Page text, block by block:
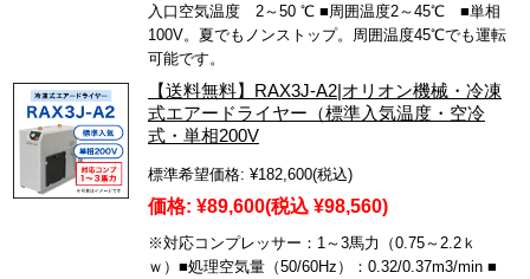
入口空気温度 2～50 ℃ ■周囲温度2～45℃ ■単相
100V。夏でもノンストップ。周囲温度45℃でも運転
可能です。
【送料無料】RAX3J-A2|オリオン機械・冷凍
式エアードライヤー（標準入気温度・空冷
式・単相200V
標準希望価格: ¥182,600(税込)
価格: ¥89,600(税込 ¥98,560)
※対応コンプレッサー：1～3馬力（0.75～2.2ｋ
ｗ）■処理空気量（50/60Hz）：0.32/0.37m3/min ■